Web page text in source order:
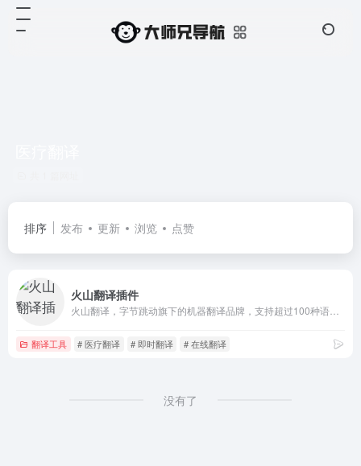
排序 发布 更新 浏览 点赞
火山翻译插件
翻译工具 # 医疗翻译 # 即时翻译 # 在线翻译
没有了